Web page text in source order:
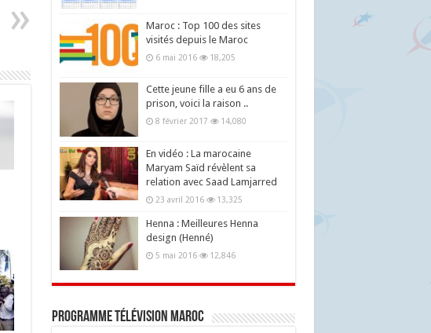
Maroc : Top 100 des sites
visités depuis le Maroc
6 mai 2016 18,205
Cette jeune fille a eu 6 ans de
prison, voici la raison ..
8 février 2017 14,080
En vidéo : La marocaine
Maryam Saïd révèlent sa
relation avec Saad Lamjarred
23 avril 2016 13,325
Henna : Meilleures Henna
design (Henné)
5 mai 2016 12,846
Programme télévision maroc